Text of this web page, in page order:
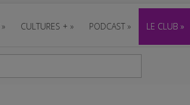
» CULTURES + » PODCAST » LE CLUB »